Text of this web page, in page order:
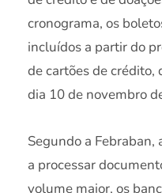
cronograma, os
incluídos a partir do
de cartões de crédito,
dia 10 de novembro
Segundo a Febraban,
a processar
volume maior, os